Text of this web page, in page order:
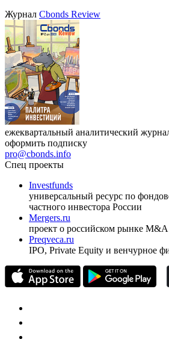
Журнал Cbonds Review
ежеквартальный аналитический
оформить подписку
pro@cbonds.info
Спец проекты
Investfunds
универсальный ресурс по
частного инвестора России
Mergers.ru
проект о российском рынке M&A
Preqveca.ru
IPO, Private Equity и венчурное